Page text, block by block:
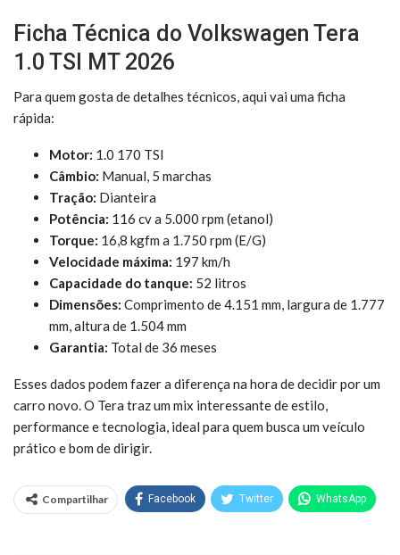
Ficha Técnica do Volkswagen Tera
1.0 TSI MT 2026
Para quem gosta de detalhes técnicos, aqui vai uma ficha
rápida:
Motor: 1.0 170 TSI
Câmbio: Manual, 5 marchas
Tração: Dianteira
Potência: 116 cv a 5.000 rpm (etanol)
Torque: 16,8 kgfm a 1.750 rpm (E/G)
Velocidade máxima: 197 km/h
Capacidade do tanque: 52 litros
Dimensões: Comprimento de 4.151 mm, largura de 1.777
mm, altura de 1.504 mm
Garantia: Total de 36 meses
Esses dados podem fazer a diferença na hora de decidir por um
carro novo. O Tera traz um mix interessante de estilo,
performance e tecnologia, ideal para quem busca um veículo
prático e bom de dirigir.
Compartilhar Facebook Twitter WhatsApp